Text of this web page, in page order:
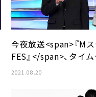
今夜放送<span>『M
FES』</span>、タイ
2021.08.20